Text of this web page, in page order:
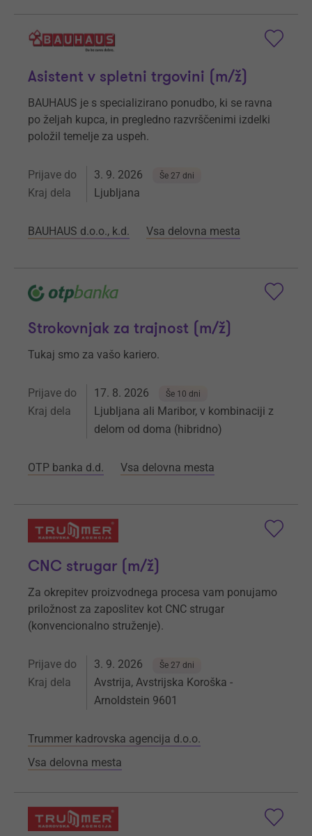
Asistent v spletni trgovini (m/ž)
BAUHAUS je s specializirano ponudbo, ki se ravna
po željah kupca, in pregledno razvrščenimi izdelki
položil temelje za uspeh.
Prijave do 3. 9. 2026 Še 27 dni
Kraj dela Ljubljana
BAUHAUS d.o.o., k.d. Vsa delovna mesta
Strokovnjak za trajnost (m/ž)
Tukaj smo za vašo kariero.
Prijave do 17. 8. 2026 Še 10 dni
Kraj dela
Ljubljana ali Maribor, v kombinaciji z
delom od doma (hibridno)
OTP banka d.d. Vsa delovna mesta
CNC strugar (m/ž)
Za okrepitev proizvodnega procesa vam ponujamo
priložnost za zaposlitev kot CNC strugar
(konvencionalno struženje).
Prijave do 3. 9. 2026 Še 27 dni
Kraj dela
Avstrija, Avstrijska Koroška -
Arnoldstein 9601
Trummer kadrovska agencija d.o.o.
Vsa delovna mesta